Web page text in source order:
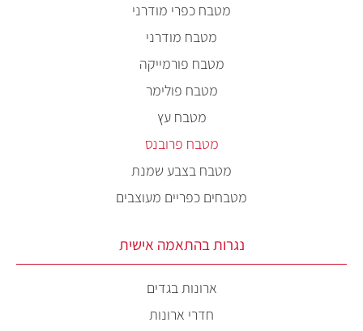
מטבח כפרי מודרני
מטבח מודרני
מטבח פורמייקה
מטבח פולימר
מטבח עץ
מטבח פרובנס
מטבח בצבע שמנת
מטבחים כפריים מעוצבים
נגרות בהתאמה אישית
ארונות בגדים
חדרי ארונות